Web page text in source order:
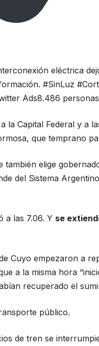
eléctrica
#SinLuz
Ads8.486
la Capital Federal y a
que temprano
también elige
del Sistema
a las 7.06. Y se
Cuyo empezaron a
a la misma hora
recuperado el
público.
de tren se